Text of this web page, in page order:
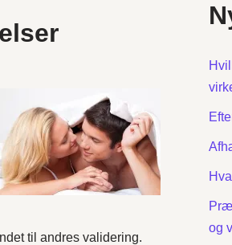
til andres validering.
og